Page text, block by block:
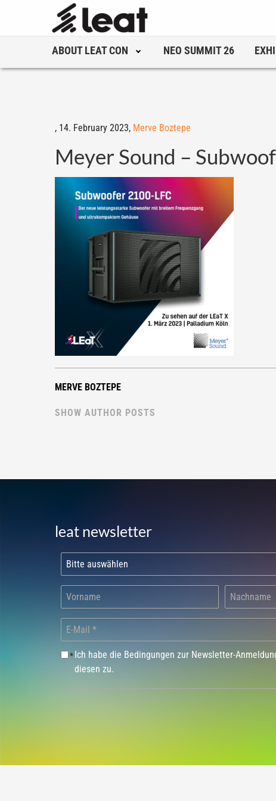
ABOUT LEAT CON NEO SUMMIT 26
, 14. February 2023, Merve Boztepe
Meyer Sound –
MERVE BOZTEPE
SHOW AUTHOR POSTS
leat newsletter
*Ich habe die Bedingungen zur Newsletter-
diesen zu.